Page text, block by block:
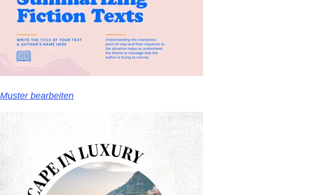
Muster bearbeiten